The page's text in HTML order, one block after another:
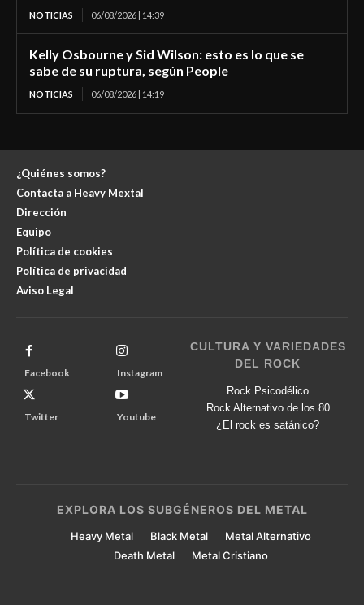
NOTICIAS 06/08/2026 | 14:39
Kelly Osbourne y Sid Wilson: esto es lo que se
sabe de su ruptura, según People
NOTICIAS 06/08/2026 | 14:19
¿Quiénes somos?
Contacta a Heavy Mextal
Dirección
Equipo
Política de cookies
Política de privacidad
Aviso Legal
Facebook Instagram
Twitter Youtube
CULTURA Y VARIEDADES
DEL ROCK
Rock Psicodélico
Rock Alternativo de los 80
¿El rock es satánico?
EXPLORA LOS SUBGÉNEROS DEL METAL
Heavy Metal Black Metal
Metal Alternativo
Death Metal
Metal Cristiano